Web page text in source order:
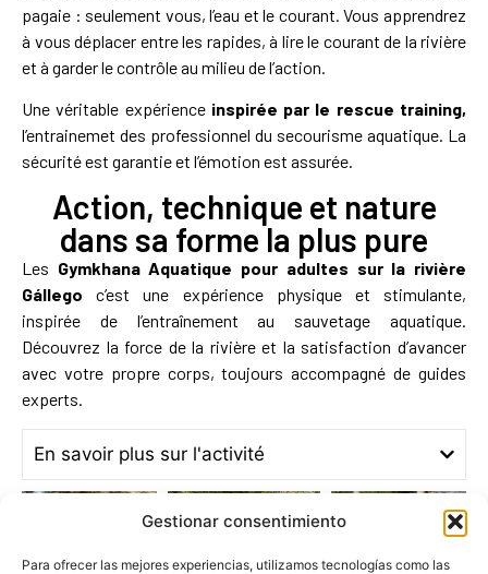
Gestionar consentimiento
Para ofrecer las mejores experiencias, utilizamos tecnologías como las
pagaie : seulement vous, l’eau et le courant. Vous apprendrez
à vous déplacer entre les rapides, à lire le courant de la rivière
et à garder le contrôle au milieu de l’action.
Une véritable expérience inspirée par le rescue training,
l’entrainemet des professionnel du secourisme aquatique. La
sécurité est garantie et l’émotion est assurée.
Action, technique et nature
dans sa forme la plus pure
Les Gymkhana Aquatique pour adultes sur la rivière
Gállego c’est une expérience physique et stimulante,
inspirée de l’entraînement au sauvetage aquatique.
Découvrez la force de la rivière et la satisfaction d’avancer
avec votre propre corps, toujours accompagné de guides
experts.
En savoir plus sur l'activité